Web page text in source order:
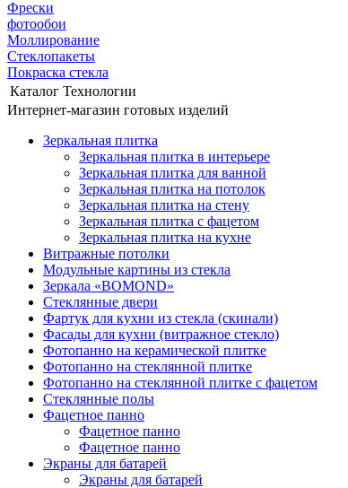
Фрески
фотообои
Моллирование
Стеклопакеты
Покраска стекла
Каталог Технологии
Интернет-магазин готовых изделий
Зеркальная плитка
Зеркальная плитка в интерьере
Зеркальная плитка для ванной
Зеркальная плитка на потолок
Зеркальная плитка на стену
Зеркальная плитка с фацетом
Зеркальная плитка на кухне
Витражные потолки
Модульные картины из стекла
Зеркала «BOMOND»
Стеклянные двери
Фартук для кухни из стекла (скинали)
Фасады для кухни (витражное стекло)
Фотопанно на керамической плитке
Фотопанно на стеклянной плитке
Фотопанно на стеклянной плитке с фацетом
Стеклянные полы
Фацетное панно
Фацетное панно
Фацетное панно
Экраны для батарей
Экраны для батарей